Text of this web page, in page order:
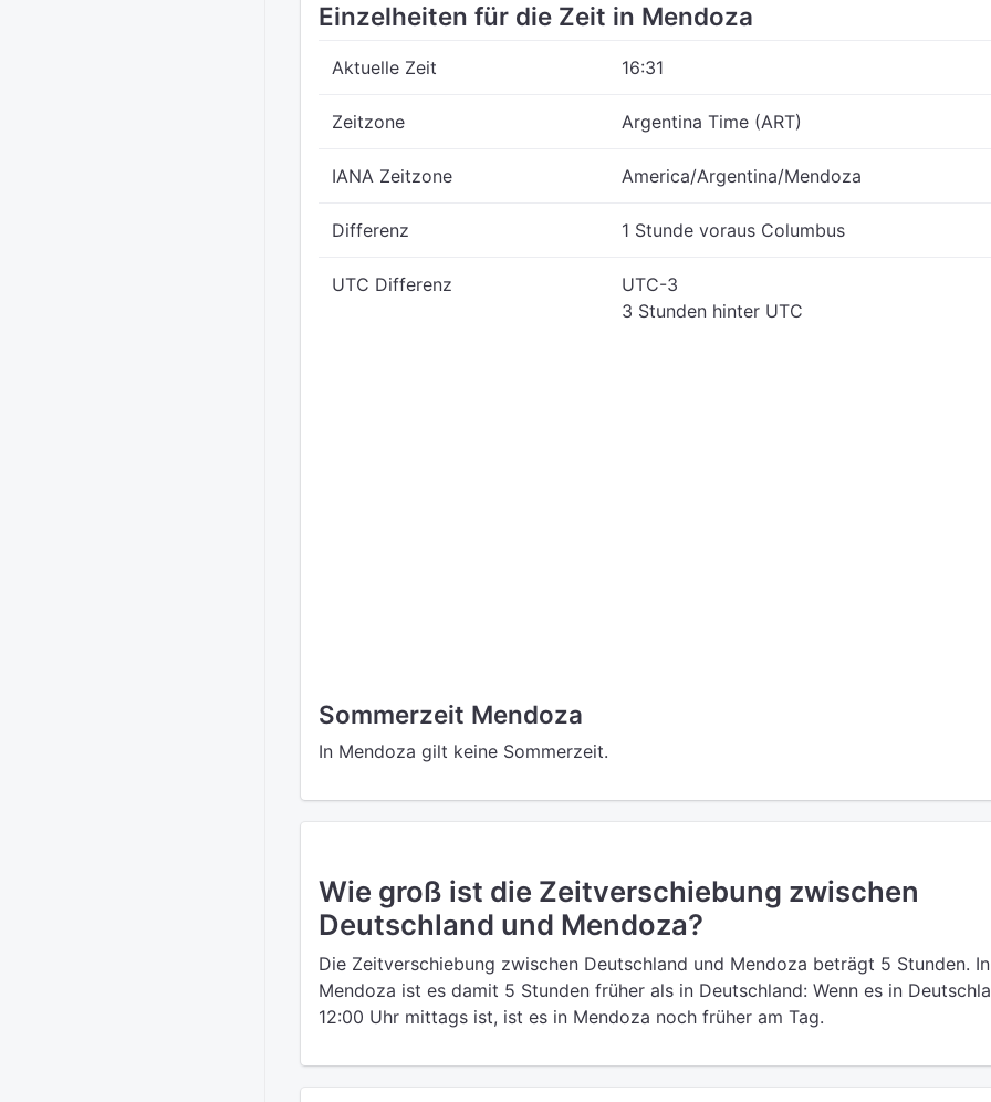
Einzelheiten für die Zeit in Mendoza
Aktuelle Zeit 16:31
Zeitzone Argentina Time (ART)
IANA Zeitzone America/Argentina/Mendoza
Differenz 1 Stunde voraus Columbus
UTC Differenz
UTC-3
3 Stunden hinter UTC
Sommerzeit Mendoza
In Mendoza gilt keine Sommerzeit.
Wie groß ist die Zeitverschiebung zwischen
Deutschland und Mendoza?
Die Zeitverschiebung zwischen Deutschland und Mendoza beträgt 5 Stunden. In
Mendoza ist es damit 5 Stunden früher als in Deutschland: Wenn es in
12:00 Uhr mittags ist, ist es in Mendoza noch früher am Tag.